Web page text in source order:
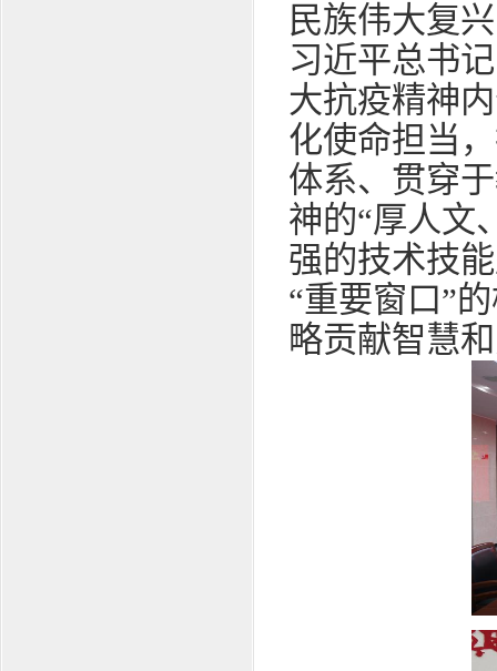
民族伟大复
习近平总书
大抗疫精神
化使命担当
体系、贯穿
神的“厚人文
强的技术技
“重要窗口”
略贡献智慧